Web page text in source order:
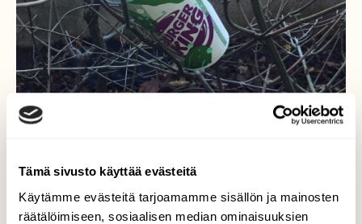
Tämä sivusto käyttää evästeitä
Käytämme evästeitä tarjoamamme sisällön ja mainosten
räätälöimiseen, sosiaalisen median ominaisuuksien
Trick or treat